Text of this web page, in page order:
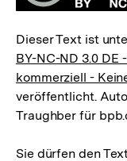
Dieser Text ist
BY-NC-ND 3.0 DE
kommerziell -
veröffentlicht.
Traughber für
Sie dürfen den